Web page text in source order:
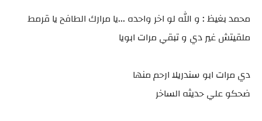
محمد بغيظ : و الله لو اخر واحده ...يا مرارك الطافح يا قرمط
ملقيتش غير دي و تبقي مرات ابويا
دي مرات ابو سندريلا ارحم منها
ضحكو علي حديثه الساخر